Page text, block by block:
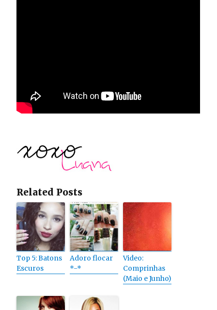
Related Posts
Top 5: Batons
Escuros
Adoro flocar
*-*
Video:
Comprinhas
(Maio e Junho)